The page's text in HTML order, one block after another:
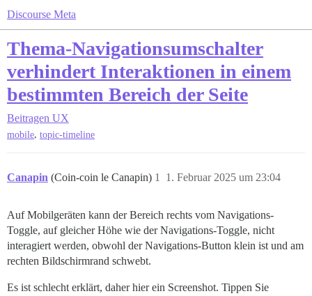
Discourse Meta
Thema-Navigationsumschalter
verhindert Interaktionen in einem
bestimmten Bereich der Seite
Beitragen UX
mobile, topic-timeline
Canapin (Coin-coin le Canapin) 1. Februar 2025 um 23:04
1
Auf Mobilgeräten kann der Bereich rechts vom Navigations-
Toggle, auf gleicher Höhe wie der Navigations-Toggle, nicht
interagiert werden, obwohl der Navigations-Button klein ist und am
rechten Bildschirmrand schwebt.
Es ist schlecht erklärt, daher hier ein Screenshot. Tippen Sie